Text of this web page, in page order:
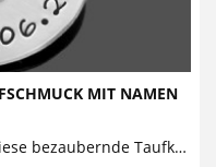
MIT NAMEN
GOSPEL ENGEL Taufkette Engel Diese bezaubernde Taufkette besteht aus einem personalisierten Anhänger, der zusammen mit einem sehr schön...